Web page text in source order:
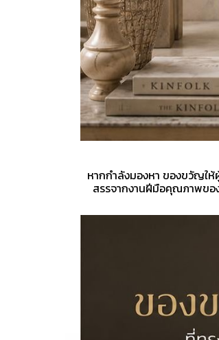
หากกำลังมองหา ของขวัญใ
สรรจากงานฝีมือคุณภาพข